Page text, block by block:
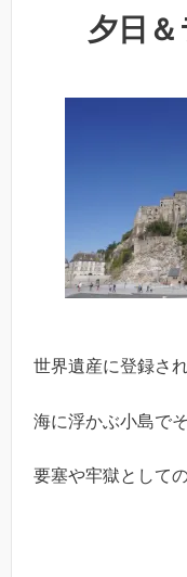
夕日＆
世界遺産に登録さ
海に浮かぶ小島で
要塞や牢獄として